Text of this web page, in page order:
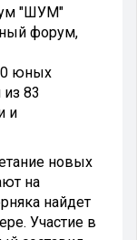
"ШУМ"
форум,
юных
83
и
новых
на
найдет
Участие в